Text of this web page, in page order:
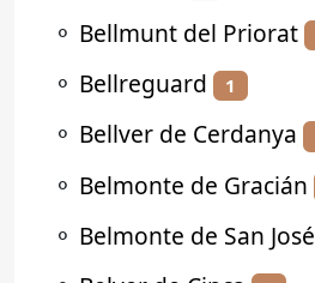
⚬ Bellmunt del Priorat
⚬ Bellreguard 1
⚬ Bellver de Cerdanya
⚬ Belmonte de Gracián
⚬ Belmonte de San José